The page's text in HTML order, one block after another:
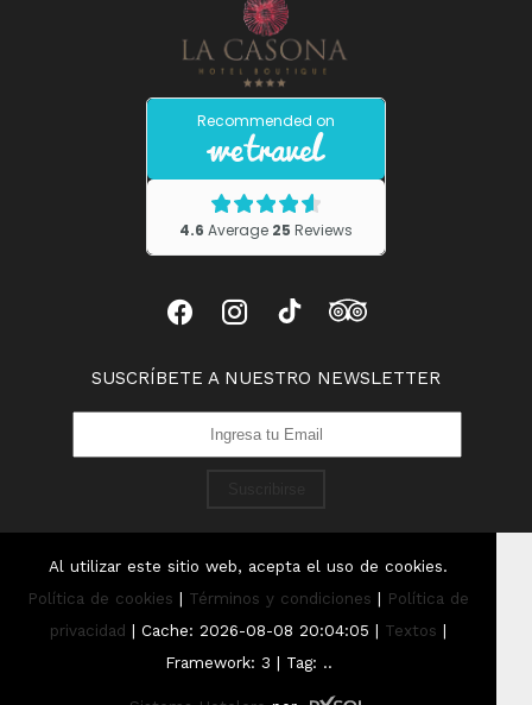
SUSCRÍBETE A NUESTRO NEWSLETTER
Al utilizar este sitio web, acepta el uso de cookies.
Política de cookies | Términos y condiciones | Política de
privacidad | Cache: 2026-08-08 20:04:05 | Textos |
Framework: 3 | Tag: ..